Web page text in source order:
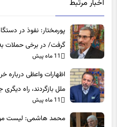
اخبار مرتبط
پورمختار: نفوذ در
گرفت/ در برخی حملات
عوامل نفوذی دخیل
11 ماه پیش
ملل بازگردند، راه
11 ماه پیش
محمد هاشمی: لیست